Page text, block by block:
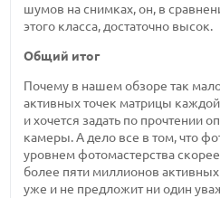
шумов на снимках, он, в
этого класса, достаточно высок.
Общий итог
Почему в нашем обзоре так
активных точек матрицы
и хочется задать по прочтении
камеры. А дело все в том, что
уровнем фотомастерства
более пяти миллионов
уже и не предложит ни один